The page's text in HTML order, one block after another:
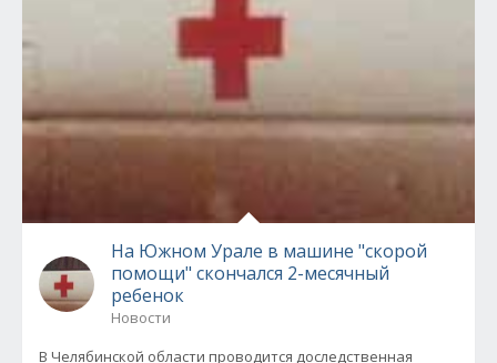
На Южном Урале в машине "скорой
помощи" скончался 2-месячный
ребенок
Новости
В Челябинской области проводится доследственная